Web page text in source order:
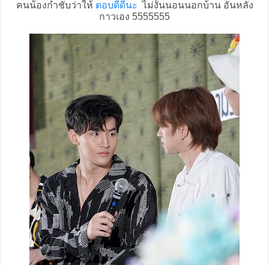
คนน้องกำชับว่าให้ ตอบดีดีนะไม่งั้นนอนนอกบ้าน อันหลัง
กาวเอง 5555555